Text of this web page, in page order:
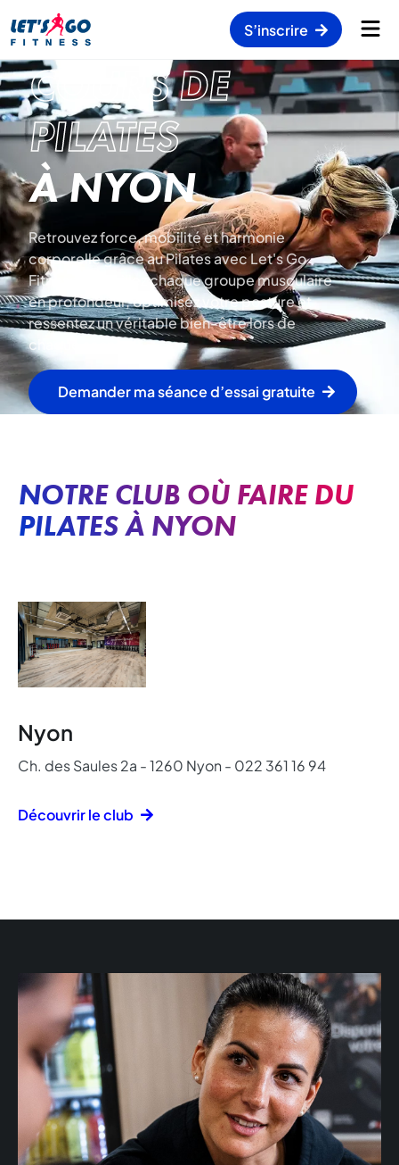
S’inscrire
COURS DE
PILATES
À NYON
Retrouvez force, mobilité et harmonie
corporelle grâce au Pilates avec Let's Go
Fitness : travaillez chaque groupe musculaire
en profondeur, optimisez votre posture et
ressentez un véritable bien-être lors de
chaque séance.
Demander ma séance d’essai gratuite
NOTRE CLUB OÙ FAIRE DU
PILATES À NYON
Nyon
Ch. des Saules 2a - 1260 Nyon - 022 361 16 94
Découvrir le club